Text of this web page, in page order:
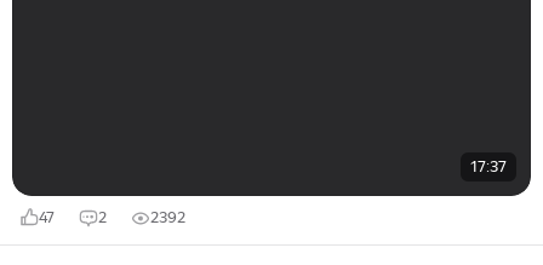
17:37
47 2 2392